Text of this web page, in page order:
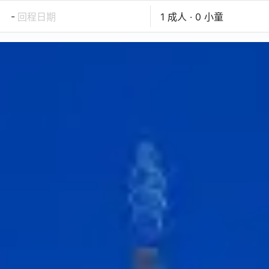
- 回程日期 1 成人 · 0 小童